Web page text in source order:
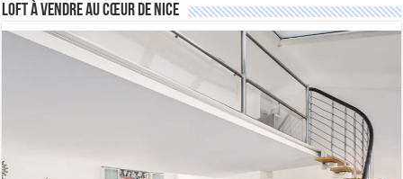
Loft à vendre au cœur de Nice